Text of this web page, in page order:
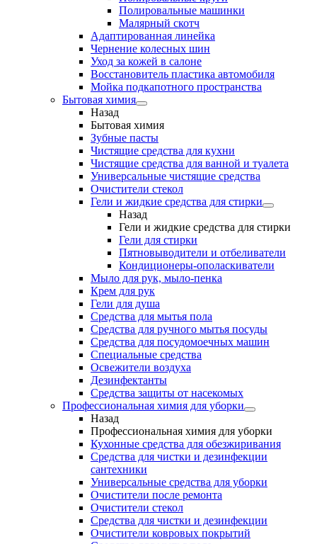
Полировальные машинки
Малярный cкотч
Адаптированная линейка
Чернение колесных шин
Уход за кожей в салоне
Восстановитель пластика автомобиля
Мойка подкапотного пространства
Бытовая химия
Назад
Бытовая химия
Зубные пасты
Чистящие средства для кухни
Чистящие средства для ванной и туалета
Универсальные чистящие средства
Очистители стекол
Гели и жидкие средства для стирки
Назад
Гели и жидкие средства для стирки
Гели для стирки
Пятновыводители и отбеливатели
Кондиционеры-ополаскиватели
Мыло для рук, мыло-пенка
Крем для рук
Гели для душа
Средства для мытья пола
Средства для ручного мытья посуды
Средства для посудомоечных машин
Специальные средства
Освежители воздуха
Дезинфектанты
Средства защиты от насекомых
Профессиональная химия для уборки
Назад
Профессиональная химия для уборки
Кухонные средства для обезжиривания
Средства для чистки и дезинфекции
сантехники
Универсальные средства для уборки
Очистители после ремонта
Очистители стекол
Средства для чистки и дезинфекции
Очистители ковровых покрытий